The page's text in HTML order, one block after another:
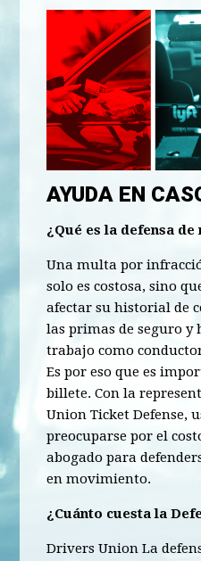
AYUDA EN
¿Qué es la defensa de
Una multa por
solo es costosa, sino
afectar su historial de
las primas de seguro y
trabajo como conductor
Es por eso que es
billete. Con la
Union Ticket Defense,
preocuparse por el
abogado para
en movimiento.
¿Cuánto cuesta la
Drivers Union La